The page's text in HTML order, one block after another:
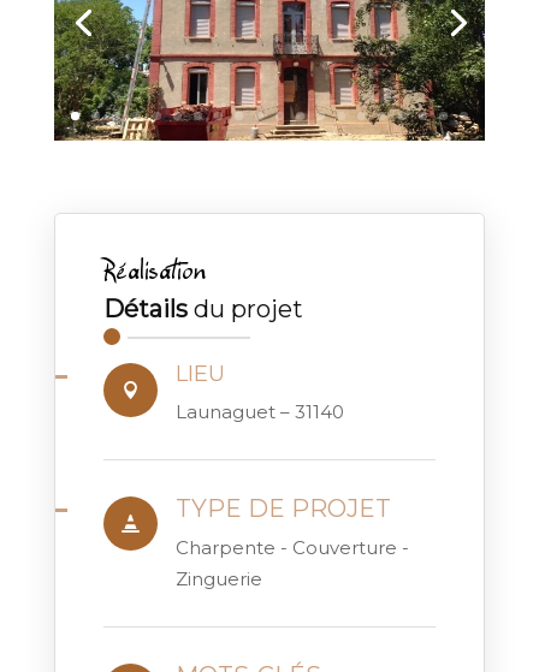
Réalisation
Détails du projet

LIEU
Launaguet – 31140

TYPE DE PROJET
Charpente - Couverture -
Zinguerie